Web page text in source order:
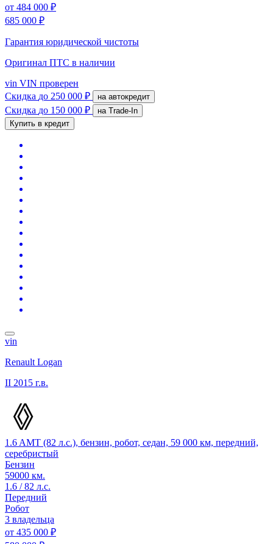
от 484 000 ₽
685 000 ₽
Гарантия юридической чистоты
Оригинал ПТС в наличии
vin VIN проверен
Скидка до 250 000 ₽ на автокредит
Скидка до 150 000 ₽
на Trade-In
Купить в кредит
vin
Renault Logan
II 2015 г.в.
1.6 AMT (82 л.с.), бензин, робот, седан, 59 000 км, передний,
серебристый
Бензин
59000 км.
1.6 / 82 л.с.
Передний
Робот
3 владельца
от 435 000 ₽